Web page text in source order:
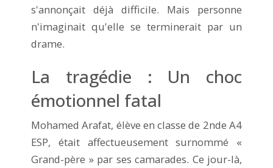
s'annonçait déjà difficile. Mais personne
n'imaginait qu'elle se terminerait par un
drame.
La tragédie : Un choc
émotionnel fatal
Mohamed Arafat, élève en classe de 2nde A4
ESP, était affectueusement surnommé «
Grand-père » par ses camarades. Ce jour-là,